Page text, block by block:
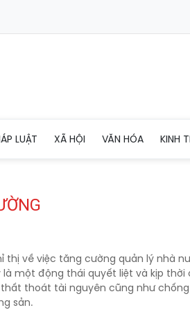
LUẬT XÃ HỘI VĂN HÓA KINH
thị về việc tăng cường quản lý nhà
một động thái quyết liệt và kịp thời
thoát tài nguyên cũng như
sản.